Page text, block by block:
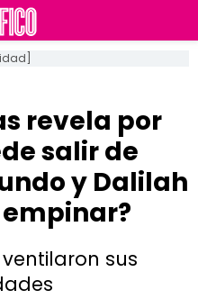
revela por
salir de
y Dalilah
sus